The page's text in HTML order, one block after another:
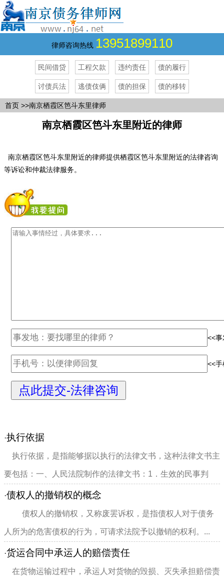
律师咨询热线 13951899110
民间借贷 工程欠款 违约责任 债的履行
讨债兵法 逃债伎俩 债的担保 债的移转
首页 >>南京栖霞区笆斗东里律师
南京栖霞区笆斗东里附近的律师
南京栖霞区笆斗东里附近的律师提供栖霞区笆斗东里附近的法律咨询
等诉讼和仲裁法律服务。
<<
<<
·执行依据
执行依据，是指能够据以执行的法律文书，这种法律文书主
要包括：一、人民法院制作的法律文书：1．生效的民事判
决、裁定、调解书...
·债权人的撤销权的概念
债权人的撤销权，又称废罢诉权，是指债权人对于债务
人所为的危害债权的行为，可请求法院予以撤销的权利。...
·货运合同中承运人的赔偿责任
在货物运输过程中，承运人对货物的毁损、灭失承担赔偿责